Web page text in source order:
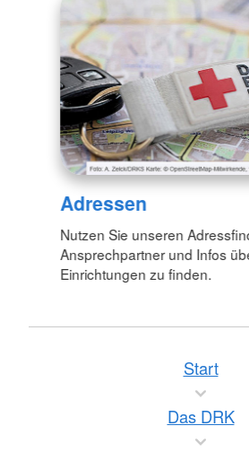
Adressen
Nutzen Sie unseren
Ansprechpartner und Infos
Einrichtungen zu finden.
Start
Das DRK